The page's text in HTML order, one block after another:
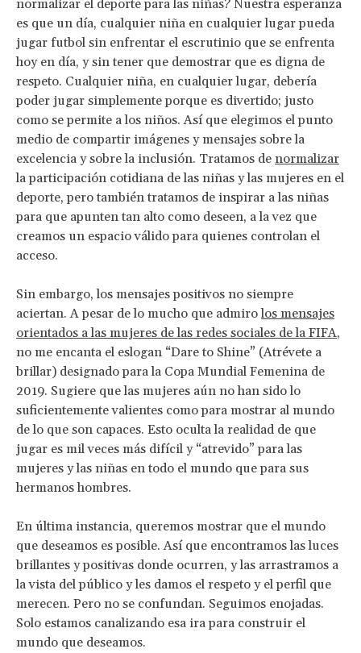
normalizar el deporte para las niñas? Nuestra esperanza
es que un día, cualquier niña en cualquier lugar pueda
jugar futbol sin enfrentar el escrutinio que se enfrenta
hoy en día, y sin tener que demostrar que es digna de
respeto. Cualquier niña, en cualquier lugar, debería
poder jugar simplemente porque es divertido; justo
como se permite a los niños. Así que elegimos el punto
medio de compartir imágenes y mensajes sobre la
excelencia y sobre la inclusión. Tratamos de normalizar
la participación cotidiana de las niñas y las mujeres en el
deporte, pero también tratamos de inspirar a las niñas
para que apunten tan alto como deseen, a la vez que
creamos un espacio válido para quienes controlan el
acceso.
Sin embargo, los mensajes positivos no siempre
aciertan. A pesar de lo mucho que admirolos mensajes
orientados a las mujeres de las redes sociales de la FIFA,
no me encanta el eslogan “Dare to Shine” (Atrévete a
brillar) designado para la Copa Mundial Femenina de
2019. Sugiere que las mujeres aún no han sido lo
suficientemente valientes como para mostrar al mundo
de lo que son capaces. Esto oculta la realidad de que
jugar es mil veces más difícil y “atrevido” para las
mujeres y las niñas en todo el mundo que para sus
hermanos hombres.
En última instancia, queremos mostrar que el mundo
que deseamos es posible. Así que encontramos las luces
brillantes y positivas donde ocurren, y las arrastramos a
la vista del público y les damos el respeto y el perfil que
merecen. Pero no se confundan. Seguimos enojadas.
Solo estamos canalizando esa ira para construir el
mundo que deseamos.